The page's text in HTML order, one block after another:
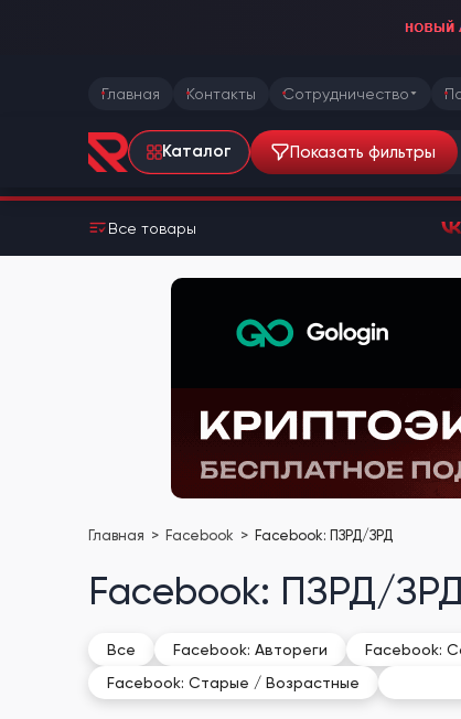
Главная Контакты Сотрудничество
Каталог Показать фильтры
Все товары
Главная Facebook Facebook: ПЗРД/ЗРД
Facebook: ПЗРД/
Все Facebook: Автореги Facebook:
Facebook: Старые / Возрастные